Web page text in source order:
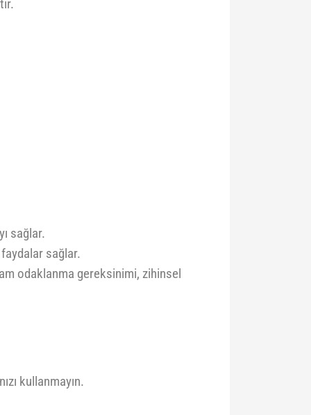
sağlar.
sağlar.
odaklanma gereksinimi, zihinsel
kullanmayın.